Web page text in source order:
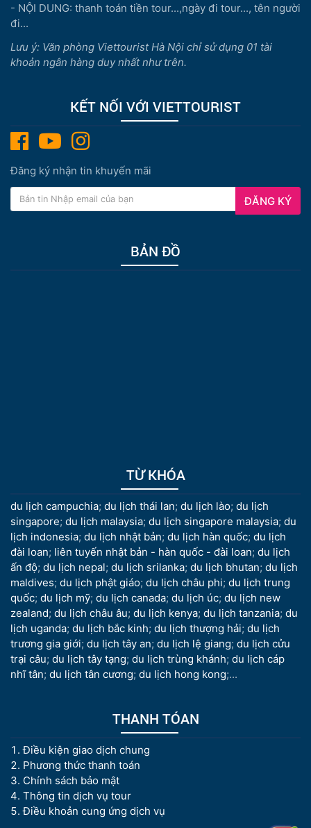
- NỘI DUNG: thanh toán tiền tour...,ngày đi tour..., tên người
đi...
Lưu ý: Văn phòng Viettourist Hà Nội chỉ sử dụng 01 tài
khoản ngân hàng duy nhất như trên.
KẾT NỐI VỚI VIETTOURIST
Đăng ký nhận tin khuyến mãi
ĐĂNG KÝ
BẢN ĐỒ
TỪ KHÓA
du lịch campuchia; du lịch thái lan; du lịch lào; du lịch
singapore; du lịch malaysia; du lịch singapore malaysia; du
lịch indonesia; du lịch nhật bản; du lịch hàn quốc; du lịch
đài loan; liên tuyến nhật bản - hàn quốc - đài loan; du lịch
ấn độ; du lịch nepal; du lịch srilanka; du lịch bhutan; du lịch
maldives; du lịch phật giáo; du lịch châu phi; du lịch trung
quốc; du lịch mỹ; du lịch canada; du lịch úc; du lịch new
zealand; du lịch châu âu; du lịch kenya; du lịch tanzania; du
lịch uganda; du lịch bắc kinh; du lịch thượng hải; du lịch
trương gia giới; du lịch tây an; du lịch lệ giang; du lịch cửu
trại câu; du lịch tây tạng; du lịch trùng khánh; du lịch cáp
nhĩ tân; du lịch tân cương; du lịch hong kong;...
THANH TÓAN
Điều kiện giao dịch chung
Phương thức thanh toán
Chính sách bảo mật
Thông tin dịch vụ tour
Điều khoản cung ứng dịch vụ